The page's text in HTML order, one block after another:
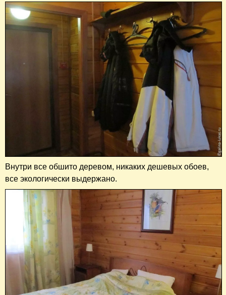
Внутри все обшито деревом, никаких дешевых обоев,
все экологически выдержано.